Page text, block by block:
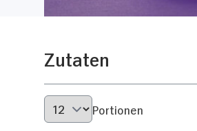
Zutaten
Portionen